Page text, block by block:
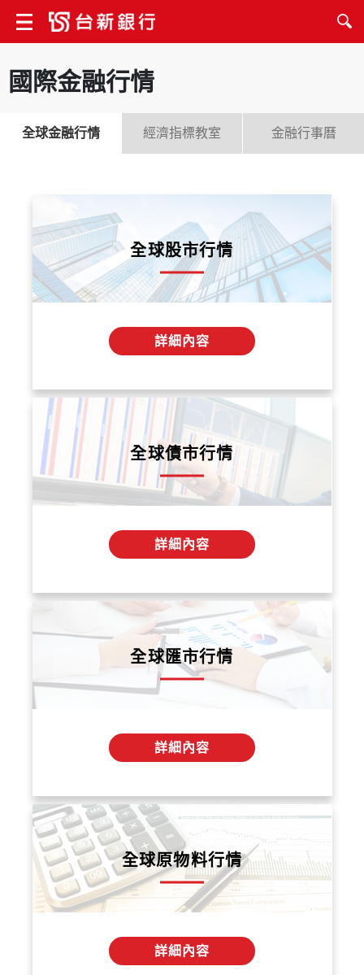
國際金融行情
全球金融行情 經濟指標教室 金融行事曆
全球股市行情
詳細內容
全球債市行情
詳細內容
全球匯市行情
詳細內容
全球原物料行情
詳細內容